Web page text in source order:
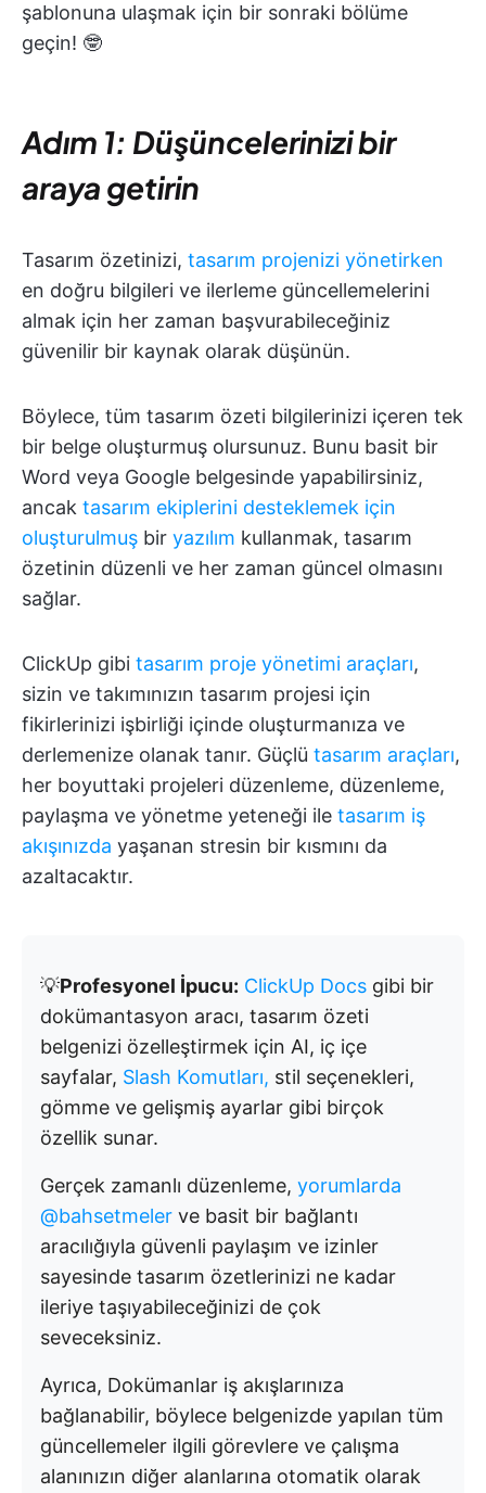
şablonuna ulaşmak için bir sonraki bölüme
geçin! 🤓
Adım 1: Düşüncelerinizi bir
araya getirin
Tasarım özetinizi, tasarım projenizi yönetirken
en doğru bilgileri ve ilerleme güncellemelerini
almak için her zaman başvurabileceğiniz
güvenilir bir kaynak olarak düşünün.
Böylece, tüm tasarım özeti bilgilerinizi içeren tek
bir belge oluşturmuş olursunuz. Bunu basit bir
Word veya Google belgesinde yapabilirsiniz,
ancak tasarım ekiplerini desteklemek için
oluşturulmuş bir yazılım kullanmak, tasarım
özetinin düzenli ve her zaman güncel olmasını
sağlar.
ClickUp gibi tasarım proje yönetimi araçları,
sizin ve takımınızın tasarım projesi için
fikirlerinizi işbirliği içinde oluşturmanıza ve
derlemenize olanak tanır. Güçlü tasarım araçları,
her boyuttaki projeleri düzenleme, düzenleme,
paylaşma ve yönetme yeteneği ile tasarım iş
akışınızda yaşanan stresin bir kısmını da
azaltacaktır.
💡Profesyonel İpucu: ClickUp Docs gibi bir
dokümantasyon aracı, tasarım özeti
belgenizi özelleştirmek için AI, iç içe
sayfalar, Slash Komutları, stil seçenekleri,
gömme ve gelişmiş ayarlar gibi birçok
özellik sunar.
Gerçek zamanlı düzenleme, yorumlarda
@bahsetmeler ve basit bir bağlantı
aracılığıyla güvenli paylaşım ve izinler
sayesinde tasarım özetlerinizi ne kadar
ileriye taşıyabileceğinizi de çok
seveceksiniz.
Ayrıca, Dokümanlar iş akışlarınıza
bağlanabilir, böylece belgenizde yapılan tüm
güncellemeler ilgili görevlere ve çalışma
alanınızın diğer alanlarına otomatik olarak